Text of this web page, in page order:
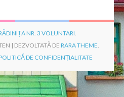
NR. 3 VOLUNTARI.
| DEZVOLTATĂ DE RARA THEME.
DE CONFIDENȚIALITATE